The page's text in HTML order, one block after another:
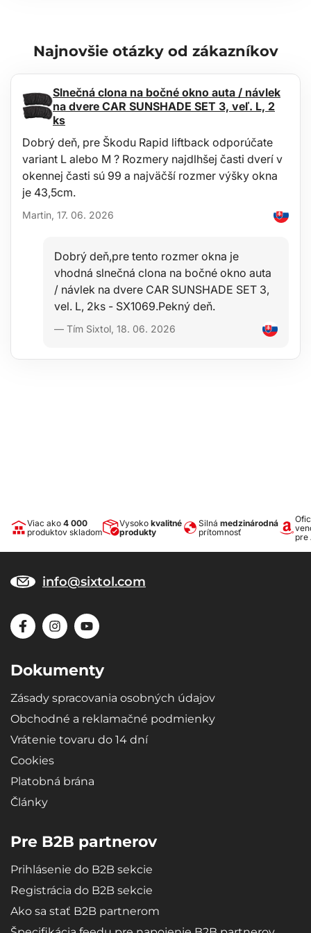
Najnovšie otázky od zákazníkov
Slnečná clona na bočné okno auta / návlek
na dvere CAR SUNSHADE SET 3, veľ. L, 2
ks
Dobrý deň, pre Škodu Rapid liftback odporúčate
variant L alebo M ? Rozmery najdlhšej časti dverí v
okennej časti sú 99 a najväčší rozmer výšky okna
je 43,5cm.
Martin, 17. 06. 2026
Dobrý deň,pre tento rozmer okna je
vhodná slnečná clona na bočné okno auta
/ návlek na dvere CAR SUNSHADE SET 3,
vel. L, 2ks - SX1069.Pekný deň.
— Tím Sixtol, 18. 06. 2026
Viac ako 4 000
produktov skladom
Vysoko kvalitné
produkty
Silná medzinárodná
prítomnosť
pre
info@sixtol.com
Dokumenty
Zásady spracovania osobných údajov
Obchodné a reklamačné podmienky
Vrátenie tovaru do 14 dní
Cookies
Platobná brána
Články
Pre B2B partnerov
Prihlásenie do B2B sekcie
Registrácia do B2B sekcie
Ako sa stať B2B partnerom